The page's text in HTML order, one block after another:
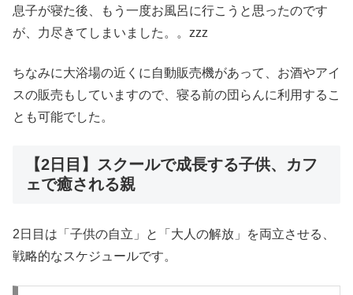
息子が寝た後、もう一度お風呂に行こうと思ったのです
が、力尽きてしまいました。。zzz
ちなみに大浴場の近くに自動販売機があって、お酒やアイ
スの販売もしていますので、寝る前の団らんに利用するこ
とも可能でした。
【2日目】スクールで成長する子供、カフ
ェで癒される親
2日目は「子供の自立」と「大人の解放」を両立させる、
戦略的なスケジュールです。